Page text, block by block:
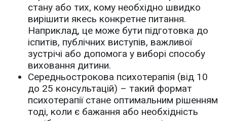
стану або тих, кому необхідно швидко
вирішити якесь конкретне питання.
Наприклад, це може бути підготовка до
іспитів, публічних виступів, важливої
зустрічі або допомога у виборі способу
виховання дитини.
Середньострокова психотерапія (від 10
до 25 консультацій) – такий формат
психотерапії стане оптимальним рішенням
тоді, коли є бажання або необхідність